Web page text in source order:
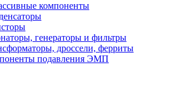
компоненты
генераторы и фильтры
дроссели, ферриты
подавления ЭМП